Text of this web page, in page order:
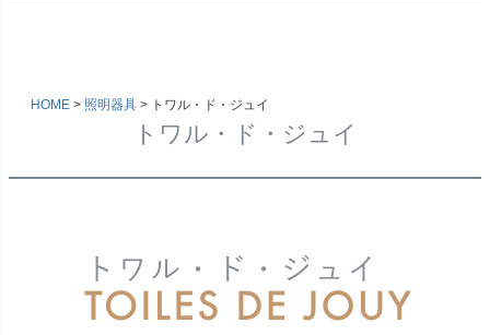
HOME 照明器具 トワル・ド・ジュイ
トワル・ド・ジュイ